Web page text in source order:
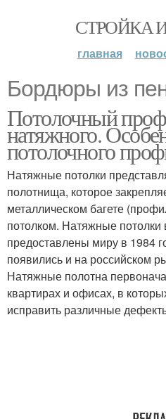
СТРОЙКА
главная
Бордюры из
Потолочный
натяжного.
потолочного
Натяжные потолки
полотнища, которое
металлическом багете
потолком. Натяжные
предоставлены миру в 1984
появились и на российском
Натяжные полотна
квартирах и офисах, в
исправить различные